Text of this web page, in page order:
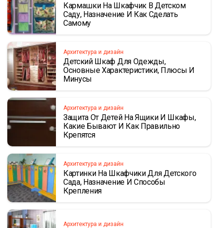
Кармашки На Шкафчик В Детском
Саду, Назначение И Как Сделать
Самому
Архитектура и дизайн
Детский Шкаф Для Одежды,
Основные Характеристики, Плюсы И
Минусы
Архитектура и дизайн
Защита От Детей На Ящики И Шкафы,
Какие Бывают И Как Правильно
Крепятся
Архитектура и дизайн
Картинки На Шкафчики Для Детского
Сада, Назначение И Способы
Крепления
Архитектура и дизайн